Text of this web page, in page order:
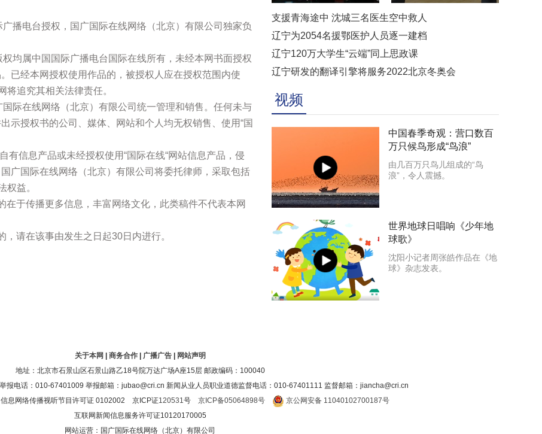
播电台授权，国广国际在线网络（北京）有限公司独家负
均属中国国际广播电台国际在线所有，未经本网书面授权
已经本网授权使用作品的，被授权人应在授权范围内使
将追究其相关法律责任。
际在线网络（北京）有限公司统一管理和销售。任何未与
示授权书的公司、媒体、网站和个人均无权销售、使用“国
有信息产品或未经授权使用“国际在线“网站信息产品，侵
广国际在线网络（北京）有限公司将委托律师，采取包括
权益。
于传播更多信息，丰富网络文化，此类稿件不代表本网
请在该事由发生之日起30日内进行。
支援青海途中 沈城三名医生空中救人
辽宁为2054名援鄂医护人员逐一建档
辽宁120万大学生“云端”同上思政课
辽宁研发的翻译引擎将服务2022北京冬奥会
视频
中国春季奇观：营口数百
万只候鸟形成“鸟浪”
由几百万只鸟儿组成的“鸟
浪”，令人震撼。
世界地球日唱响《少年地
球歌》
沈阳小记者周张皓作品在《地
球》杂志发表。
关于本网 商务合作| 广播广告|
网站声明
地址：北京市石景山区石景山路乙18号院万达广场A座15层 邮政编码：100040
报电话：010-67401009 举报邮箱：jubao@cri.cn 新闻从业人员职业道德监督电话：010-67401111 监督邮箱：jiancha@cri.cn
信息网络传播视听节目许可证 0102002 京ICP证120531号 京ICP备05064898号
京公网安备 11040102700187号
互联网新闻信息服务许可证10120170005
网站运营：国广国际在线网络（北京）有限公司